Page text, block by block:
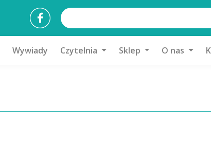
Wywiady Czytelnia Sklep O nas